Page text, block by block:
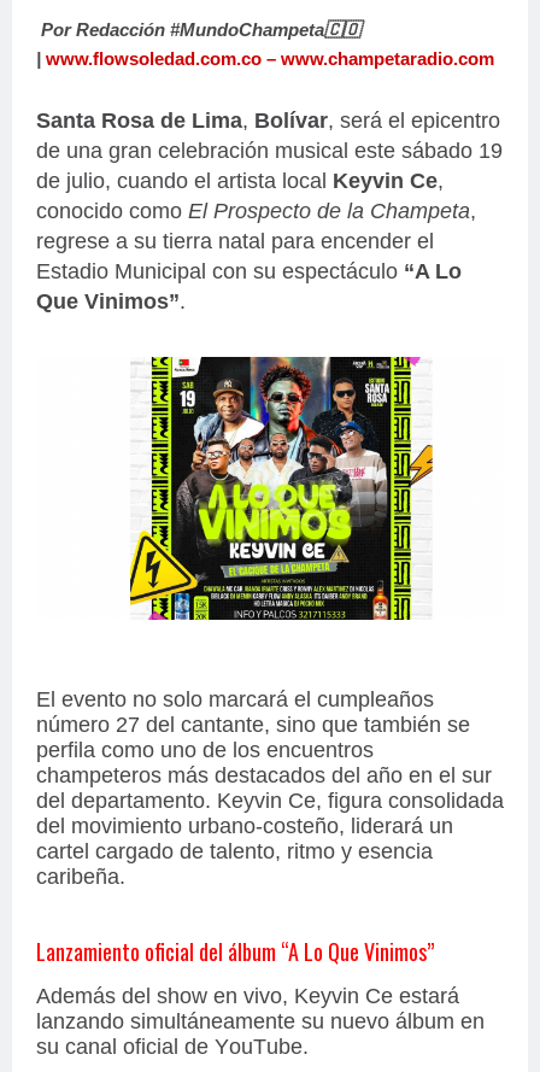
Por Redacción #MundoChampeta🇨🇴
| www.flowsoledad.com.co – www.champetaradio.com
Santa Rosa de Lima, Bolívar, será el epicentro
de una gran celebración musical este sábado 19
de julio, cuando el artista local Keyvin Ce,
conocido como El Prospecto de la Champeta,
regrese a su tierra natal para encender el
Estadio Municipal con su espectáculo “A Lo
Que Vinimos”.
El evento no solo marcará el cumpleaños
número 27 del cantante, sino que también se
perfila como uno de los encuentros
champeteros más destacados del año en el sur
del departamento. Keyvin Ce, figura consolidada
del movimiento urbano-costeño, liderará un
cartel cargado de talento, ritmo y esencia
caribeña.
Lanzamiento oficial del álbum “A Lo Que Vinimos”
Además del show en vivo, Keyvin Ce estará
lanzando simultáneamente su nuevo álbum en
su canal oficial de YouTube.